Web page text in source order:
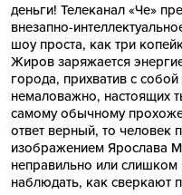
деньги! Телеканал «Че»
внезапно-
шоу проста, как три
Жиров заряжается
города, прихватив с
немаловажно, настоящих
самому обычному
ответ верный, то человек
изображением Ярослава
неправильно или слишком
наблюдать, как сверкают